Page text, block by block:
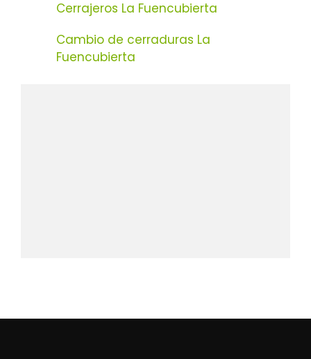
Cerrajeros La Fuencubierta
Cambio de cerraduras La
Fuencubierta